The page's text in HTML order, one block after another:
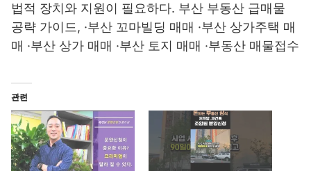
법적 장치와 지원이 필요하다. 부산 부동산 급매물
공략 가이드, ·부산 꼬마빌딩 매매 ·부산 상가주택 매
매 ·부산 상가 매매 ·부산 토지 매매 ·부동산 매물접수
관련